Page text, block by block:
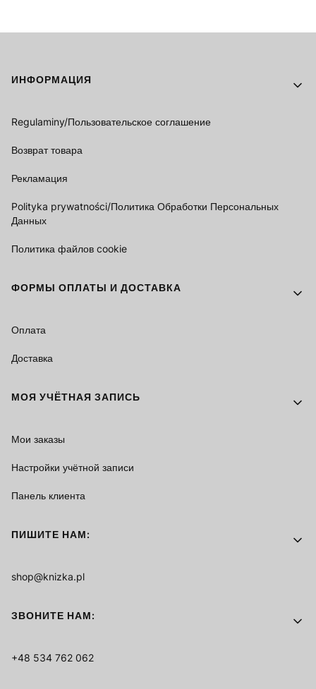
Footer menu
ИНФОРМАЦИЯ
Regulaminy/Пользовательское соглашение
Возврат товара
Рекламация
Polityka prywatności/Политика Обработки Персональных
Данных
Политика файлов cookie
ФОРМЫ ОПЛАТЫ И ДОСТАВКА
Оплата
Доставка
МОЯ УЧЁТНАЯ ЗАПИСЬ
Мои заказы
Настройки учётной записи
Панель клиента
ПИШИТЕ НАМ:
shop@knizka.pl
ЗВОНИТЕ НАМ:
+48 534 762 062